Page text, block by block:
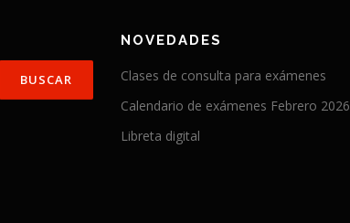
NOVEDADES
Clases de consulta para exámenes
Calendario de exámenes Febrero 2026
Libreta digital